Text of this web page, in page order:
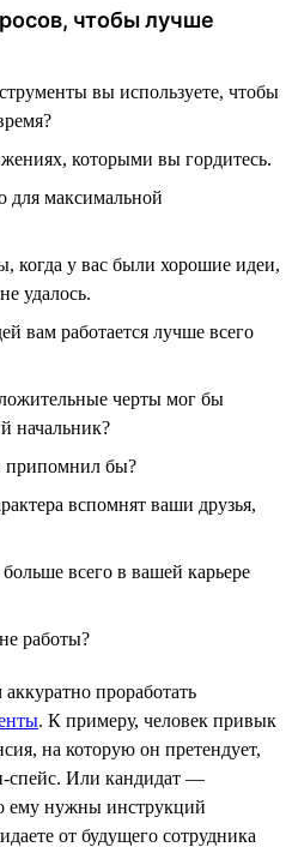
чтобы лучше
вы используете, чтобы
которыми вы гордитесь.
для максимальной
когда у вас были хорошие идеи,
удалось.
вам работается лучше всего
черты мог бы
начальник?
припомнил бы?
вспомнят ваши друзья,
всего в вашей карьере
работы?
проработать
. К примеру, человек привык
на которую он претендует,
спейс. Или кандидат —
ему нужны инструкций
от будущего сотрудника